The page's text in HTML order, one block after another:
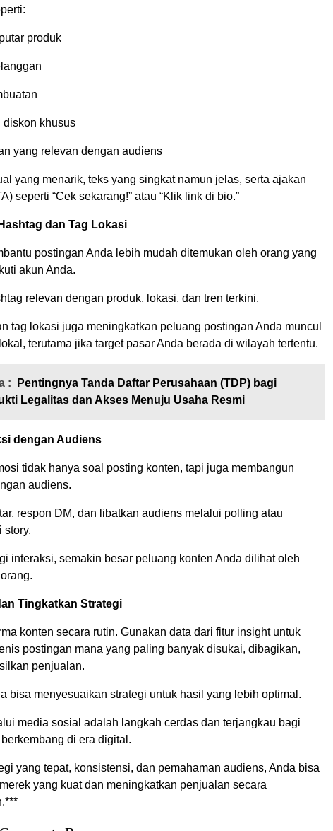
produk
diskon khusus
yang relevan dengan audiens
yang menarik, teks yang singkat namun jelas, serta ajakan
seperti “Cek sekarang!” atau “Klik link di bio.”
dan Tag Lokasi
postingan Anda lebih mudah ditemukan oleh orang yang
akun Anda.
relevan dengan produk, lokasi, dan tren terkini.
tag lokasi juga meningkatkan peluang postingan Anda muncul
terutama jika target pasar Anda berada di wilayah tertentu.
:
Pentingnya Tanda Daftar Perusahaan (TDP) bagi
Legalitas dan Akses Menuju Usaha Resmi
dengan Audiens
tidak hanya soal posting konten, tapi juga membangun
audiens.
respon DM, dan libatkan audiens melalui polling atau
story.
interaksi, semakin besar peluang konten Anda dilihat oleh
Tingkatkan Strategi
konten secara rutin. Gunakan data dari fitur insight untuk
postingan mana yang paling banyak disukai, dibagikan,
penjualan.
bisa menyesuaikan strategi untuk hasil yang lebih optimal.
media sosial adalah langkah cerdas dan terjangkau bagi
di era digital.
yang tepat, konsistensi, dan pemahaman audiens, Anda bisa
yang kuat dan meningkatkan penjualan secara